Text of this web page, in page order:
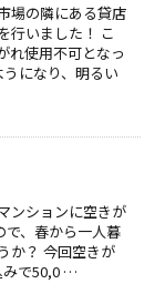
場の隣にある貸店
行いました！ こ
れ使用不可となっ
になり、明るい
ンションに空きが
で、春から一人暮
か？ 今回空きが
みで50,0 …